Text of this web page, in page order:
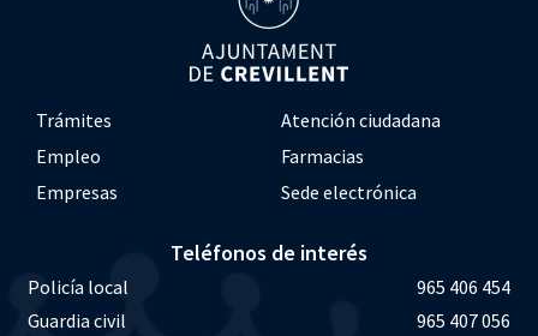
Trámites
Atención ciudadana
Empleo
Farmacias
Empresas
Sede electrónica
Teléfonos de interés
Policía local
965 406 454
Guardia civil
965 407 056